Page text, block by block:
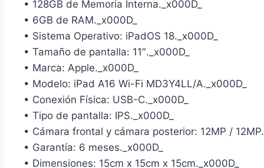
• 128GB de Memoria Interna._x000D_
• 6GB de RAM._x000D_
• Sistema Operativo: iPadOS 18._x000D_
• Tamaño de pantalla: 11″._x000D_
• Marca: Apple._x000D_
• Modelo: iPad A16 Wi-Fi MD3Y4LL/A._x000D_
• Conexión Física: USB-C._x000D_
• Tipo de pantalla: IPS._x000D_
• Cámara frontal y cámara posterior: 12MP /
• Garantía: 6 meses._x000D_
• Dimensiones: 15cm x 15cm x 15cm._x000D_